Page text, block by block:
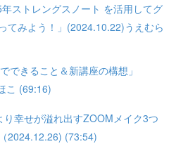
ストレングスノート を活用してグ
てみよう！」(2024.10.22)うえむら
できること＆新講座の構想」
こ (69:16)
り幸せが溢れ出すZOOMメイク3つ
2024.12.26) (73:54)